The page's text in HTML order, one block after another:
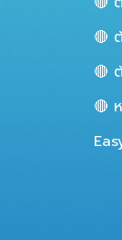
🔴
🔴
🔴